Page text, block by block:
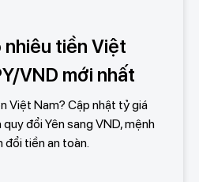
nhiêu tiền Việt
VND mới nhất
Việt Nam? Cập nhật tỷ giá
đổi Yên sang VND, mệnh
đổi tiền an toàn.